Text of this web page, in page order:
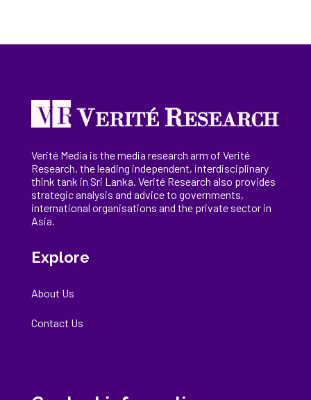
Verité Media is the media research arm of Verité
Research, theleading independent, interdisciplinary
think tank in Sri Lanka. Verité Research also provides
strategic analysis and advice to governments,
international organisations and the private sector in
Asia.
Explore
About Us
Contact Us